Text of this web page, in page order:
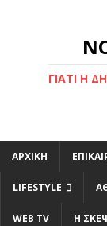
ΓΙΑΤΊ Η
ΑΡΧΙΚΉ
LIFESTYLE
WEB TV Η